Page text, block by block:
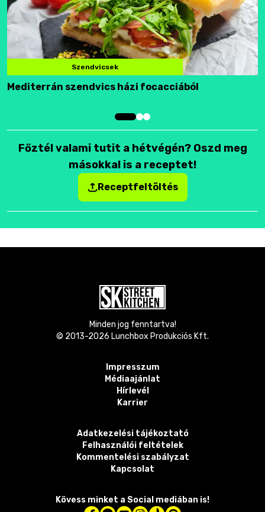
Szendvicsek
Mediterrán szendvics házi focacciából
Főztél valami tutit a hétvégén? Oszd meg
másokkal is a receptet!
Receptfeltöltés
Minden jog fenntartva!
© 2013-2026 Lunchbox Produkciós Kft.
Impresszum
Médiaajánlat
Hírlevél
Karrier
Adatkezelési tájékoztató
Felhasználói feltételek
Kommentelési szabályzat
Kapcsolat
Kövess minket a Social mediában is!